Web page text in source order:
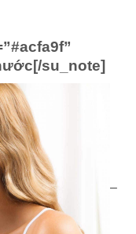
[/su_note]
–